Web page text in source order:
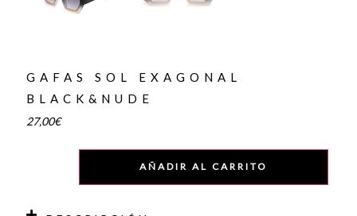
GAFAS SOL EXAGONAL
BLACK&NUDE
27,00€
AÑADIR AL CARRITO